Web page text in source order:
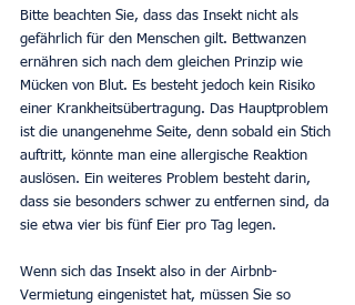
Bitte beachten Sie, dass das Insekt nicht als
gefährlich für den Menschen gilt. Bettwanzen
ernähren sich nach dem gleichen Prinzip wie
Mücken von Blut. Es besteht jedoch kein Risiko
einer Krankheitsübertragung. Das Hauptproblem
ist die unangenehme Seite, denn sobald ein Stich
auftritt, könnte man eine allergische Reaktion
auslösen. Ein weiteres Problem besteht darin,
dass sie besonders schwer zu entfernen sind, da
sie etwa vier bis fünf Eier pro Tag legen.
Wenn sich das Insekt also in der Airbnb-
Vermietung eingenistet hat, müssen Sie so